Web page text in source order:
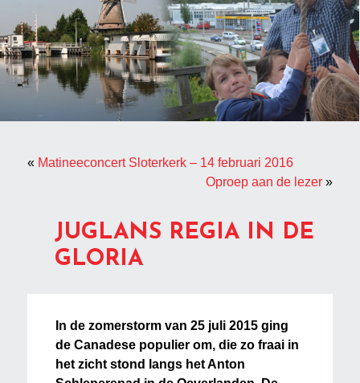
« Matineeconcert Sloterkerk – 14 februari 2016
Oproep aan de lezer»
JUGLANS REGIA IN DE
GLORIA
In de zomerstorm van 25 juli 2015 ging
de Canadese populier om, die zo fraai in
het zicht stond langs het Anton